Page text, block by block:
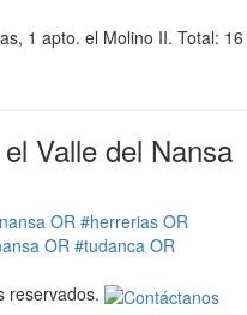
1 apto. el Molino II. Total: 16
Valle del Nansa
OR #herrerias OR
OR #tudanca OR
reservados.